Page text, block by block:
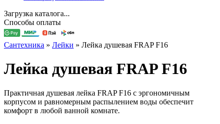
Загрузка каталога...
Способы оплаты
Сантехника » Лейки » Лейка душевая FRAP F16
Лейка душевая FRAP F16
Практичная душевая лейка FRAP F16 с эргономичным
корпусом и равномерным распылением воды обеспечит
комфорт в любой ванной комнате.